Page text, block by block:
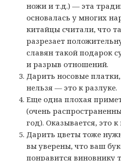
ножи и т.д.) — эта
основалась у многих
китайцы считали, что
разрезает
славян такой подарок
и разрыв отношений.
Дарить носовые
нельзя — это к разлуке.
Еще одна плохая
(очень
год). Оказывается, это
Дарить цветы тоже
вы уверены, что ваш
понравится виновнику